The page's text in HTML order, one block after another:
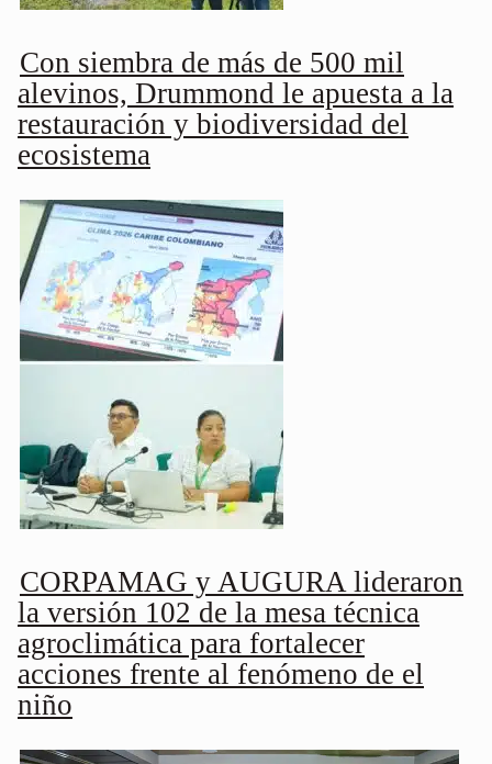
Con siembra de más de 500 mil
alevinos, Drummond le apuesta a la
restauración y biodiversidad del
ecosistema
CORPAMAG y AUGURA lideraron
la versión 102 de la mesa técnica
agroclimática para fortalecer
acciones frente al fenómeno de el
niño